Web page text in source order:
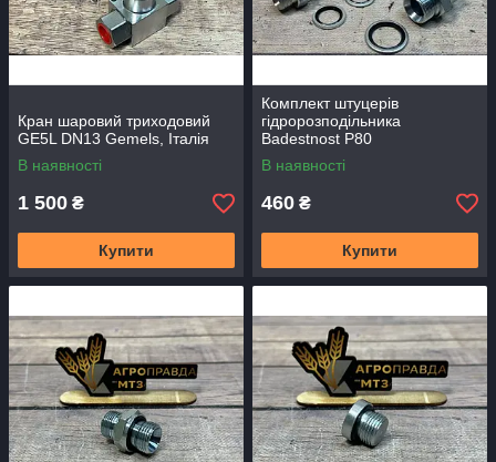
Кран шаровий триходовий
GE5L DN13 Gemels, Італія
В наявності
1 500 ₴
Купити
Комплект штуцерів
гідророзподільника
Badestnost P80
В наявності
460 ₴
Купити